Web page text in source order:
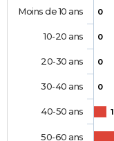
0
0
0
0
1
Moins de 10 ans
10-20 ans
20-30 ans
30-40 ans
40-50 ans
50-60 ans